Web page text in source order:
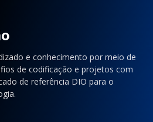
e conhecimento por meio de
de codificação e projetos com
de referência DIO para o